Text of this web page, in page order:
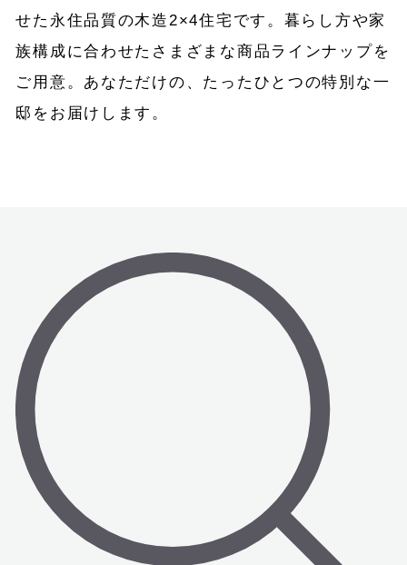
せた永住品質の木造2×4住宅です。 暮らし方や家
族構成に合わせたさまざまな商品ラインナップを
ご用意。 あなただけの、たったひとつの特別な一
邸をお届けします。